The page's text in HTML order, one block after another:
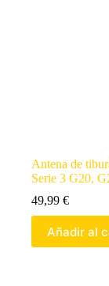
Antena de
Serie 3 G20,
49,99 €
Añadir al